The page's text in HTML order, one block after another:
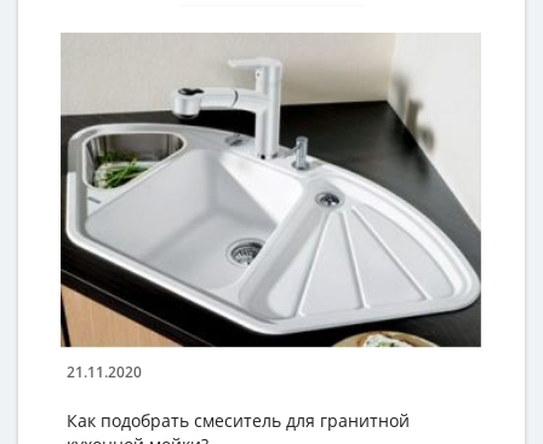
21.11.2020
Как подобрать смеситель для гранитной